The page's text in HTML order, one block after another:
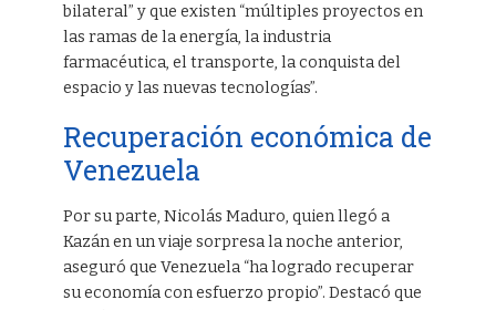
bilateral” y que existen “múltiples proyectos en
las ramas de la energía, la industria
farmacéutica, el transporte, la conquista del
espacio y las nuevas tecnologías”.
Recuperación económica de
Venezuela
Por su parte, Nicolás Maduro, quien llegó a
Kazán en un viaje sorpresa la noche anterior,
aseguró que Venezuela “ha logrado recuperar
su economía con esfuerzo propio”. Destacó que